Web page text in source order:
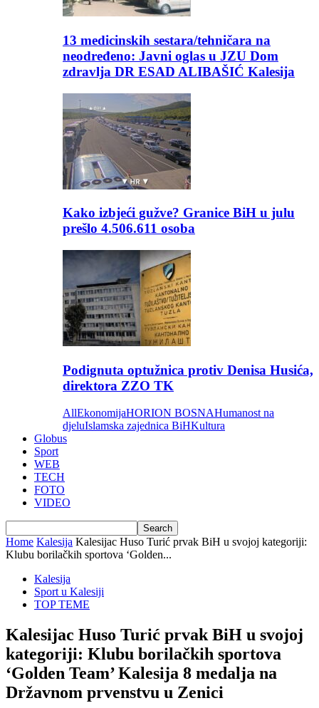
13 medicinskih sestara/tehničara na
neodređeno: Javni oglas u JZU Dom
zdravlja DR ESAD ALIBAŠIĆ Kalesija
Kako izbjeći gužve? Granice BiH u julu
prešlo 4.506.611 osoba
Podignuta optužnica protiv Denisa Husića,
direktora ZZO TK
AllEkonomijaHORION BOSNAHumanost na
djeluIslamska zajednica BiHKultura
Globus
Sport
WEB
TECH
FOTO
VIDEO
Home Kalesija Kalesijac Huso Turić prvak BiH u svojoj kategoriji:
Klubu borilačkih sportova ‘Golden...
Kalesija
Sport u Kalesiji
TOP TEME
Kalesijac Huso Turić prvak BiH u svojoj
kategoriji: Klubu borilačkih sportova
‘Golden Team’ Kalesija 8 medalja na
Državnom prvenstvu u Zenici